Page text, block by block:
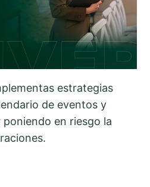
estrategias
de eventos y
en riesgo la